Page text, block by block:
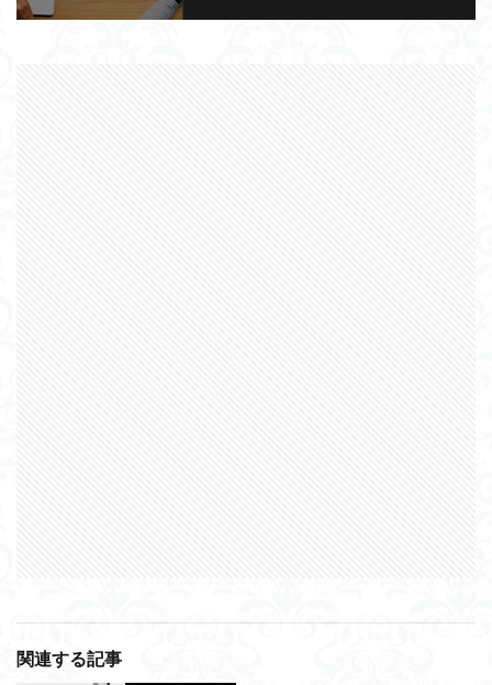
関連する記事